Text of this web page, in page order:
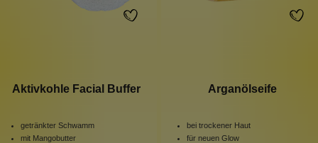
Aktivkohle Facial Buffer
getränkter Schwamm
mit Mangobutter
Arganölseife
bei trockener Haut
für neuen Glow